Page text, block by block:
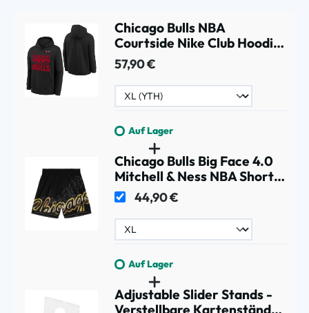
Chicago Bulls NBA
Courtside Nike Club Hoodie
Schwarz (YOUTH)
57,90 €
Auf Lager
Chicago Bulls Big Face 4.0
Mitchell & Ness NBA Shorts
Schwarz
44,90 €
Auf Lager
Adjustable Slider Stands -
Verstellbare Kartenständer